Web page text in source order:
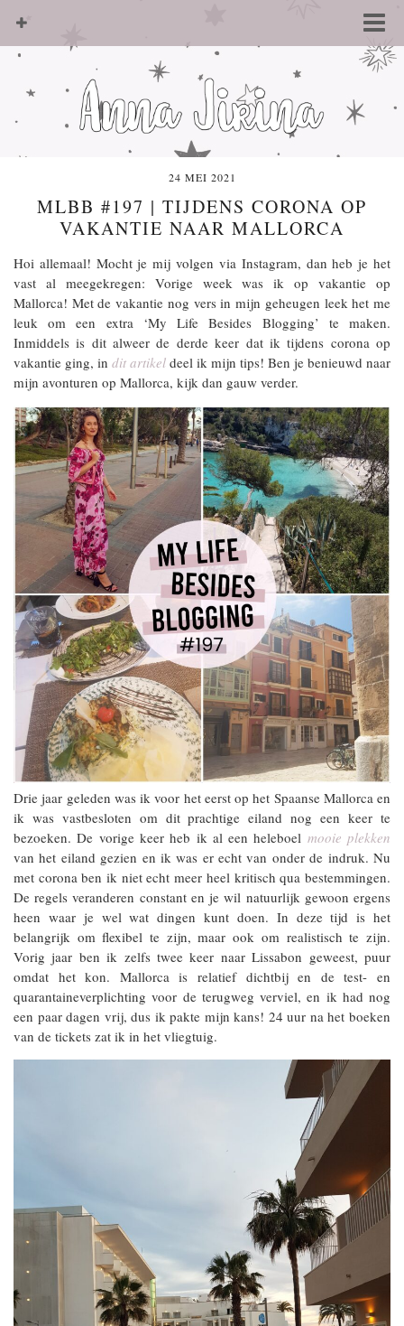
24 MEI 2021
MLBB #197 | TIJDENS CORONA OP
VAKANTIE NAAR MALLORCA
Hoi allemaal! Mocht je mij volgen via Instagram, dan heb je het
vast al meegekregen: Vorige week was ik op vakantie op
Mallorca! Met de vakantie nog vers in mijn geheugen leek het me
leuk om een extra ‘My Life Besides Blogging’ te maken.
Inmiddels is dit alweer de derde keer dat ik tijdens corona op
vakantie ging, in dit artikel deel ik mijn tips! Ben je benieuwd naar
mijn avonturen op Mallorca, kijk dan gauw verder.
Drie jaar geleden was ik voor het eerst op het Spaanse Mallorca en
ik was vastbesloten om dit prachtige eiland nog een keer te
bezoeken. De vorige keer heb ik al een heleboel mooie plekken
van het eiland gezien en ik was er echt van onder de indruk. Nu
met corona ben ik niet echt meer heel kritisch qua bestemmingen.
De regels veranderen constant en je wil natuurlijk gewoon ergens
heen waar je wel wat dingen kunt doen. In deze tijd is het
belangrijk om flexibel te zijn, maar ook om realistisch te zijn.
Vorig jaar ben ik zelfs twee keer naar Lissabon geweest, puur
omdat het kon. Mallorca is relatief dichtbij en de test- en
quarantaineverplichting voor de terugweg verviel, en ik had nog
een paar dagen vrij, dus ik pakte mijn kans! 24 uur na het boeken
van de tickets zat ik in het vliegtuig.